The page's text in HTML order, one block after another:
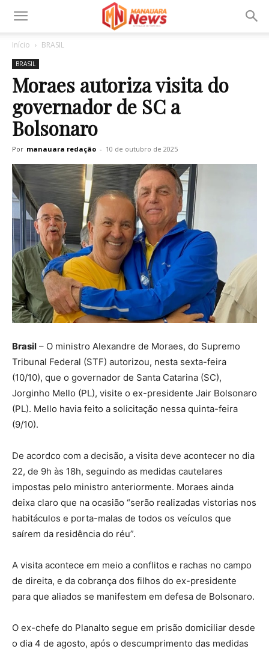
Início BRASIL
BRASIL
Moraes autoriza visita do
governador de SC a
Bolsonaro
Por manauara redação - 10 de outubro de 2025
Brasil – O ministro Alexandre de Moraes, do Supremo
Tribunal Federal (STF) autorizou, nesta sexta-feira
(10/10), que o governador de Santa Catarina (SC),
Jorginho Mello (PL), visite o ex-presidente Jair Bolsonaro
(PL). Mello havia feito a solicitação nessa quinta-feira
(9/10).
De acordco com a decisão, a visita deve acontecer no dia
22, de 9h às 18h, seguindo as medidas cautelares
impostas pelo ministro anteriormente. Moraes ainda
deixa claro que na ocasião “serão realizadas vistorias nos
habitáculos e porta-malas de todos os veículos que
saírem da residência do réu”.
A visita acontece em meio a conflitos e rachas no campo
de direita, e da cobrança dos filhos do ex-presidente
para que aliados se manifestem em defesa de Bolsonaro.
O ex-chefe do Planalto segue em prisão domiciliar desde
o dia 4 de agosto, após o descumprimento das medidas